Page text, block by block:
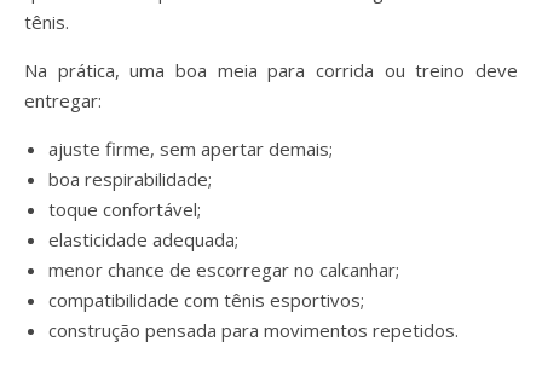
tênis.
Na prática, uma boa meia para corrida ou treino deve
entregar:
ajuste firme, sem apertar demais;
boa respirabilidade;
toque confortável;
elasticidade adequada;
menor chance de escorregar no calcanhar;
compatibilidade com tênis esportivos;
construção pensada para movimentos repetidos.